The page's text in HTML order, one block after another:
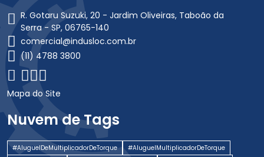
R. Gotaru Suzuki, 20 - Jardim Oliveiras, Taboão da
Serra - SP, 06765-140
comercial@indusloc.com.br
(11) 4788 3800
Mapa do Site
Nuvem de Tags
#AluguelDeMultiplicadorDeTorque
#AluguelMultiplicadorDeTorque